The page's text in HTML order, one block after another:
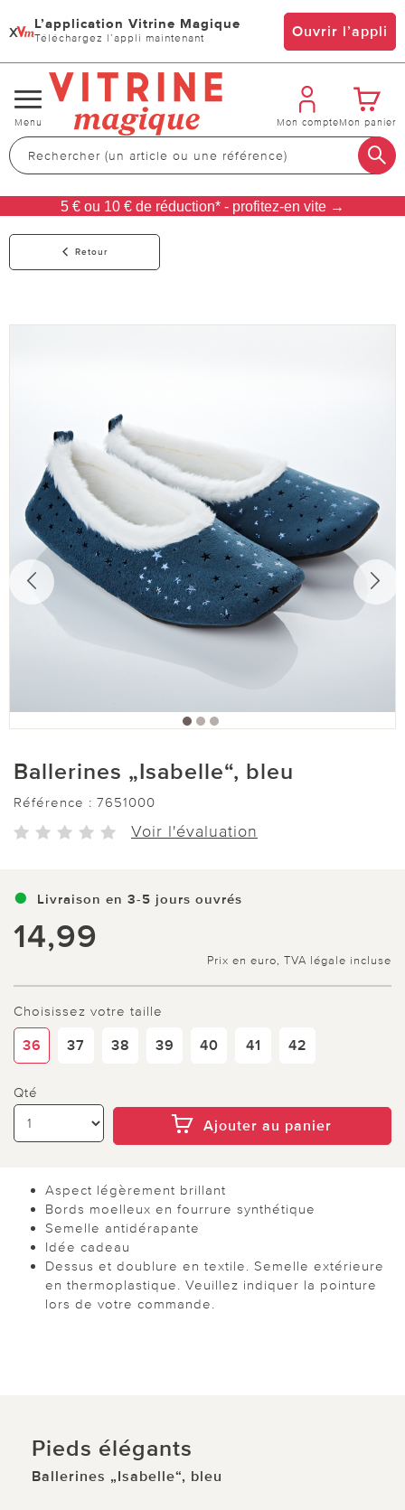
x L’application Vitrine Magique
Téléchargez l’appli maintenant Ouvrir l’appli
Changer
de
navigation
Menu Mon compteMon panier
5 € ou 10 € de réduction* - profitez-en vite →
Retour
Ballerines „Isabelle“, bleu
Référence : 7651000
Voir l'évaluation
Livraison en 3-5 jours ouvrés
14,99
Prix en euro, TVA légale incluse
Choisissez votre taille
36 37 38 39 40 41 42
Qté
Ajouter au panier
Aspect légèrement brillant
Bords moelleux en fourrure synthétique
Semelle antidérapante
Idée cadeau
Dessus et doublure en textile. Semelle extérieure
en thermoplastique. Veuillez indiquer la pointure
lors de votre commande.
Pieds élégants
Ballerines „Isabelle“, bleu